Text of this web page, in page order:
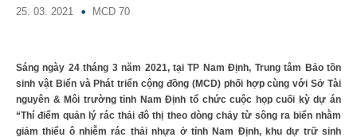
25. 03. 2021 MCD 70
Sáng ngày 24 tháng 3 năm 2021, tại TP Nam Định, Trung tâm Bảo tồn
sinh vật Biển và Phát triển cộng đồng (MCD) phối hợp cùng với Sở Tài
nguyên & Môi trường tỉnh Nam Định tổ chức cuộc họp cuối kỳ dự án
“Thí điểm quản lý rác thải đô thị theo dòng chảy từ sông ra biển nhằm
giảm thiểu ô nhiễm rác thải nhựa ở tỉnh Nam Định, khu dự trữ sinh